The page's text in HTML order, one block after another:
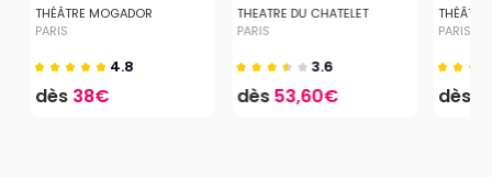
THÉÂTRE MOGADOR
PARIS
4.8
dès 38€
THEATRE DU CHATELET
PARIS
3.6
dès53,60€
PARIS
dès